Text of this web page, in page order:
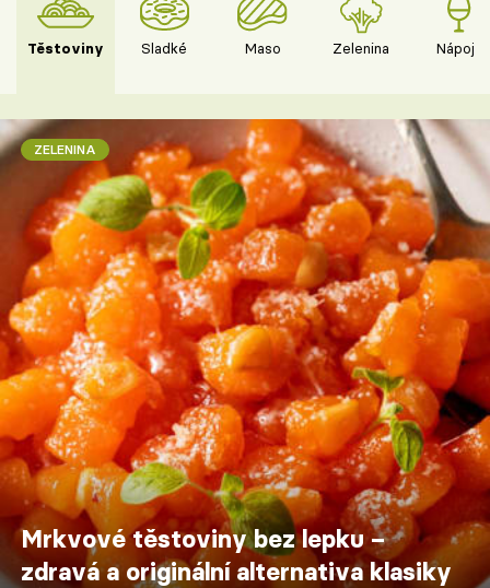
Těstoviny Sladké Maso Zelenina Nápoje
ZELENINA
Mrkvové těstoviny bez lepku –
zdravá a originální alternativa klasiky